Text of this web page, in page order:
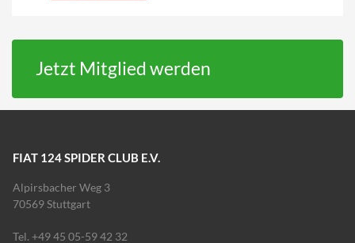
Jetzt Mitglied werden
FIAT 124 SPIDER CLUB E.V.
Alpirsbacher Weg 3
70569 Stuttgart
Tel. +49 45 05-59 42 32